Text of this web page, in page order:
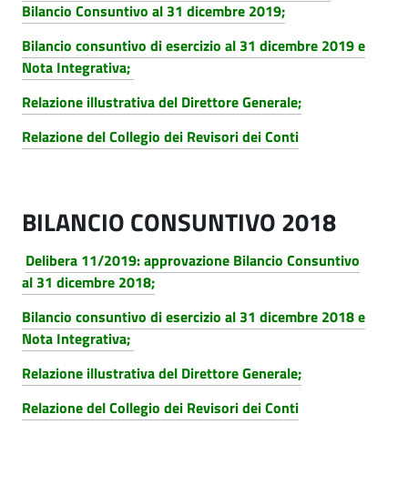
Bilancio Consuntivo al 31 dicembre 2019;
Bilancio consuntivo di esercizio al 31 dicembre 2019 e
Nota Integrativa;
Relazione illustrativa del Direttore Generale;
Relazione del Collegio dei Revisori dei Conti
BILANCIO CONSUNTIVO 2018
Delibera 11/2019: approvazione Bilancio Consuntivo
al 31 dicembre 2018;
Bilancio consuntivo di esercizio al 31 dicembre 2018 e
Nota Integrativa;
Relazione illustrativa del Direttore Generale;
Relazione del Collegio dei Revisori dei Conti